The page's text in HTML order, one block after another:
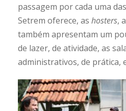
passagem por cada uma
Setrem oferece, as hosters,
também apresentam um
de lazer, de atividade, as
administrativos, de prática,